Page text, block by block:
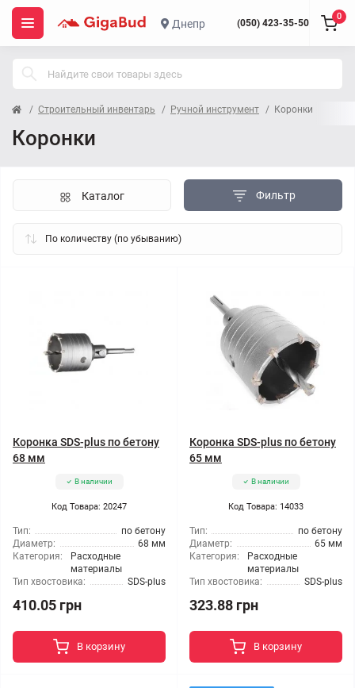
Днепр (050) 423-35-50
0
Строительный инвентарь Ручной инструмент Коронки
Коронки
Фильтр
Каталог
Коронка SDS-plus по бетону
68 мм
В наличии
Код Товара: 20247
Тип:
по бетону
Диаметр:
68 мм
Категория:
Расходные
материалы
Тип хвостовика:
SDS-plus
410.05 грн
В корзину
Коронка SDS-plus по бетону
65 мм
В наличии
Код Товара: 14033
Тип:
по бетону
Диаметр:
65 мм
Категория:
Расходные
материалы
Тип хвостовика:
SDS-plus
323.88 грн
В корзину